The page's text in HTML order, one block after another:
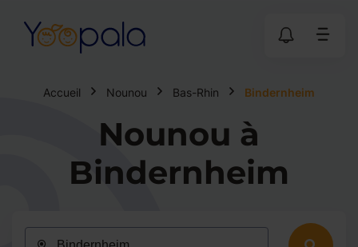
Accueil Nounou Bas-Rhin Bindernheim
Nounou à
Bindernheim